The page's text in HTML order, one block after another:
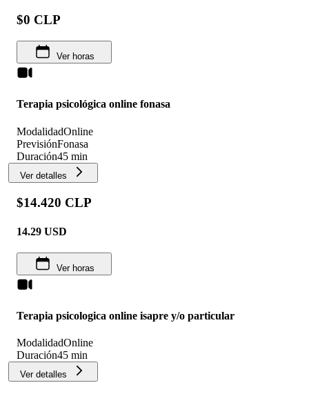
$0 CLP
Ver horas
Terapia psicológica online fonasa
ModalidadOnline
PrevisiónFonasa
Duración45 min
Ver detalles
$14.420 CLP
14.29 USD
Ver horas
Terapia psicologica online isapre y/o particular
ModalidadOnline
Duración45 min
Ver detalles